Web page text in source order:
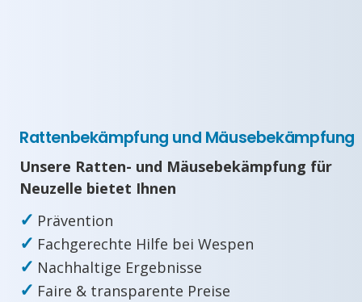
Rattenbekämpfung und Mäusebekämpfung
Unsere Ratten- und Mäusebekämpfung für
Neuzelle bietet Ihnen
✓ Prävention
✓ Fachgerechte Hilfe bei Wespen
✓ Nachhaltige Ergebnisse
✓ Faire & transparente Preise